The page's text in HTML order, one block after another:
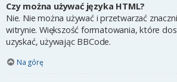
Czy można używać języka HTML?
Nie. Nie można używać i przetwarzać
witrynie. Większość formatowania, które
uzyskać, używając BBCode.
Na górę